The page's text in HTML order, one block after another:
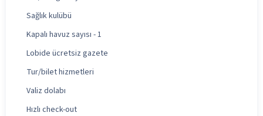
Sağlık kulübü
Kapalı havuz sayısı - 1
Lobide ücretsiz gazete
Tur/bilet hizmetleri
Valiz dolabı
Hızlı check-out